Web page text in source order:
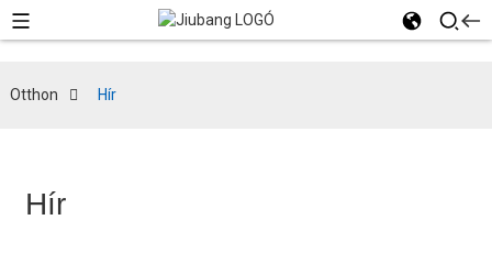
Otthon Hír
Hír